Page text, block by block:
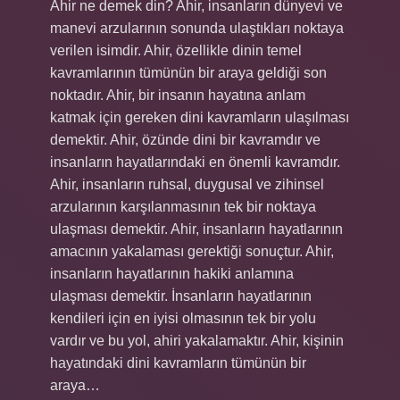
Ahir ne demek din? Ahir, insanların dünyevi ve
manevi arzularının sonunda ulaştıkları noktaya
verilen isimdir. Ahir, özellikle dinin temel
kavramlarının tümünün bir araya geldiği son
noktadır. Ahir, bir insanın hayatına anlam
katmak için gereken dini kavramların ulaşılması
demektir. Ahir, özünde dini bir kavramdır ve
insanların hayatlarındaki en önemli kavramdır.
Ahir, insanların ruhsal, duygusal ve zihinsel
arzularının karşılanmasının tek bir noktaya
ulaşması demektir. Ahir, insanların hayatlarının
amacının yakalaması gerektiği sonuçtur. Ahir,
insanların hayatlarının hakiki anlamına
ulaşması demektir. İnsanların hayatlarının
kendileri için en iyisi olmasının tek bir yolu
vardır ve bu yol, ahiri yakalamaktır. Ahir, kişinin
hayatındaki dini kavramların tümünün bir
araya…